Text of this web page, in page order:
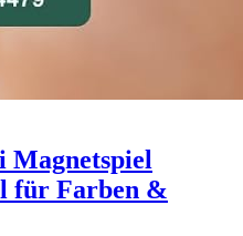
Magnetspiel
für Farben &